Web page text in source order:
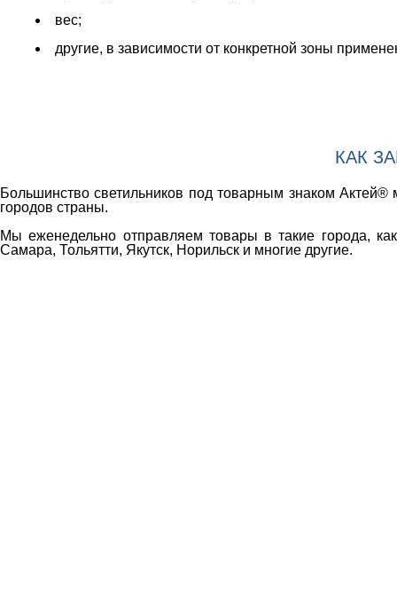
вес;
другие, в зависимости от конкретной зоны
КАК
Большинство светильников под товарным знаком
городов страны.
Мы еженедельно отправляем товары в такие города,
Самара, Тольятти, Якутск, Норильск и многие другие.